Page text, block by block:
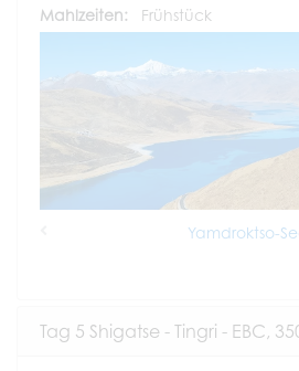
Mahlzeiten: Frühstück
Yamdroktso-
Tag 5 Shigatse - Tingri - EBC,